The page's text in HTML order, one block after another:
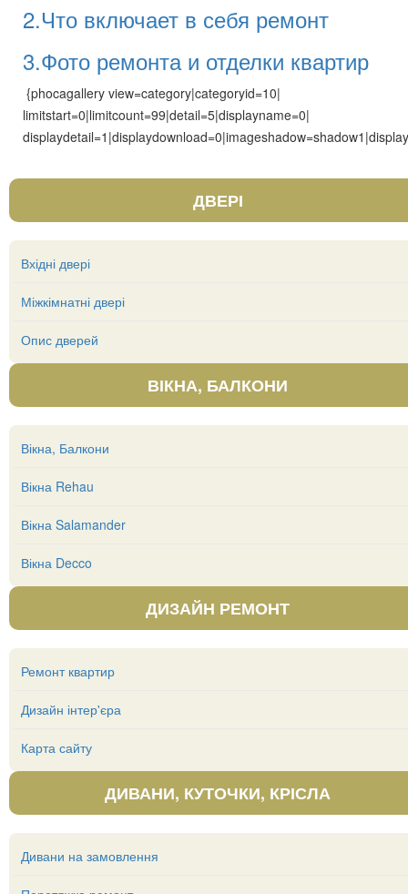
2.Что включает в себя ремонт
3.Фото ремонта и отделки квартир
{phocagallery view=category|categoryid=10|
limitstart=0|limitcount=99|detail=5|displayname=0|
ДВЕРІ
Вхідні двері
Міжкімнатні двері
Опис дверей
ВІКНА, БАЛКОНИ
Вікна, Балкони
Вікна Rehau
Вікна Salamander
Вікна Decco
ДИЗАЙН РЕМОНТ
Ремонт квартир
Дизайн інтер'єра
Карта сайту
ДИВАНИ, КУТОЧКИ, КРІСЛА
Дивани на замовлення